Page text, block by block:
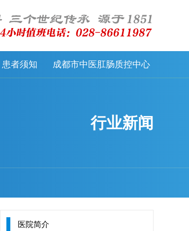
患者须知 成都市中医肛肠质控中心
行业新闻
医院简介